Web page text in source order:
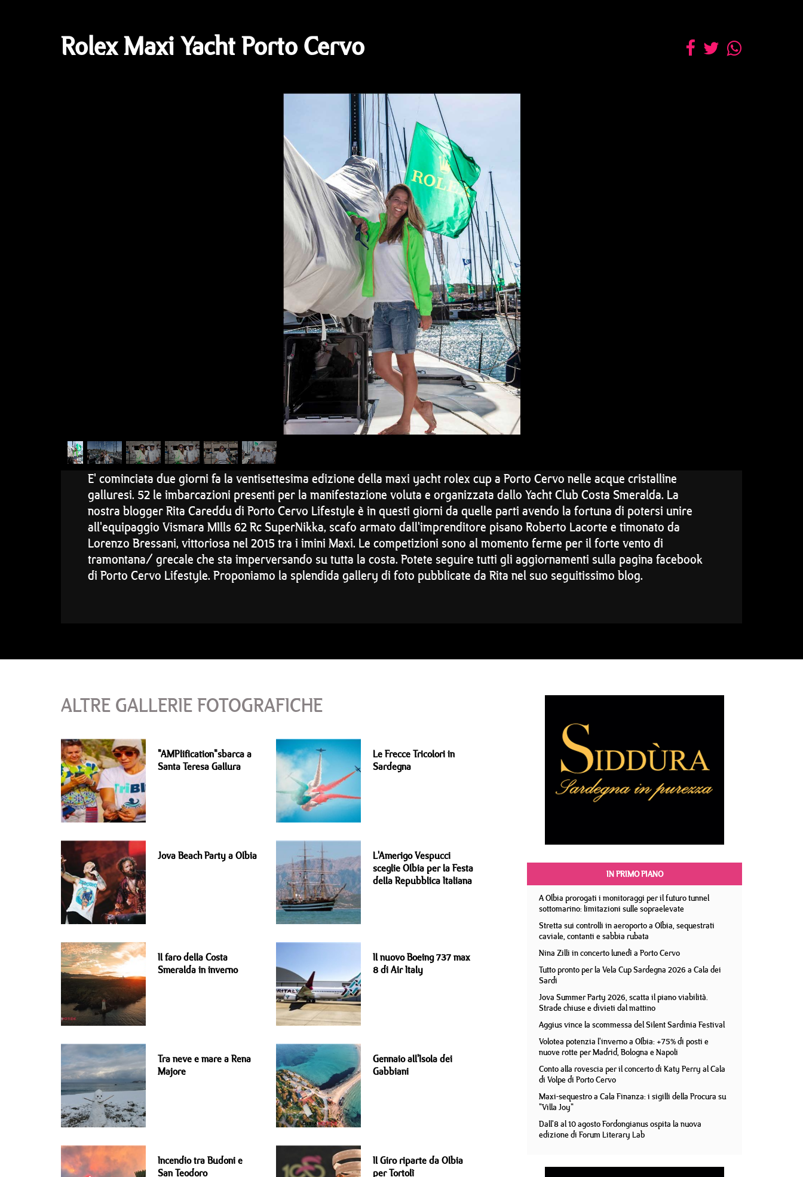
Rolex Maxi Yacht Porto Cervo
E' cominciata due giorni fa la ventisettesima edizione della maxi yacht rolex cup a Porto Cervo nelle acque cristalline
galluresi. 52 le imbarcazioni presenti per la manifestazione voluta e organizzata dallo Yacht Club Costa Smeralda. La
nostra blogger Rita Careddu di Porto Cervo Lifestyle è in questi giorni da quelle parti avendo la fortuna di potersi unire
all'equipaggio Vismara MIlls 62 Rc SuperNikka, scafo armato dall'imprenditore pisano Roberto Lacorte e timonato da
Lorenzo Bressani, vittoriosa nel 2015 tra i imini Maxi. Le competizioni sono al momento ferme per il forte vento di
tramontana/ grecale che sta imperversando su tutta la costa. Potete seguire tutti gli aggiornamenti sulla pagina facebook
di Porto Cervo Lifestyle. Proponiamo la splendida gallery di foto pubblicate da Rita nel suo seguitissimo blog.
ALTRE GALLERIE FOTOGRAFICHE
"AMPlification"sbarca a
Santa Teresa Gallura
Le Frecce Tricolori in
Sardegna
Jova Beach Party a Olbia
L'Amerigo Vespucci
sceglie Olbia per la Festa
della Repubblica Italiana
Il faro della Costa
Smeralda in inverno
Il nuovo Boeing 737 max
8 di Air Italy
Tra neve e mare a Rena
Majore
Gennaio all'Isola dei
Gabbiani
Incendio tra Budoni e
San Teodoro
Il Giro riparte da Olbia
per Tortolì
IN PRIMO PIANO
A Olbia prorogati i monitoraggi per il futuro tunnel
sottomarino: limitazioni sulle sopraelevate
Stretta sui controlli in aeroporto a Olbia, sequestrati
caviale, contanti e sabbia rubata
Nina Zilli in concerto lunedì a Porto Cervo
Tutto pronto per la Vela Cup Sardegna 2026 a Cala dei
Sardi
Jova Summer Party 2026, scatta il piano viabilità.
Strade chiuse e divieti dal mattino
Aggius vince la scommessa del Silent Sardinia Festival
Volotea potenzia l'inverno a Olbia: +75% di posti e
nuove rotte per Madrid, Bologna e Napoli
Conto alla rovescia per il concerto di Katy Perry al Cala
di Volpe di Porto Cervo
Maxi-sequestro a Cala Finanza: i sigilli della Procura su
"Villa Joy"
Dall'8 al 10 agosto Fordongianus ospita la nuova
edizione di Forum Literary Lab